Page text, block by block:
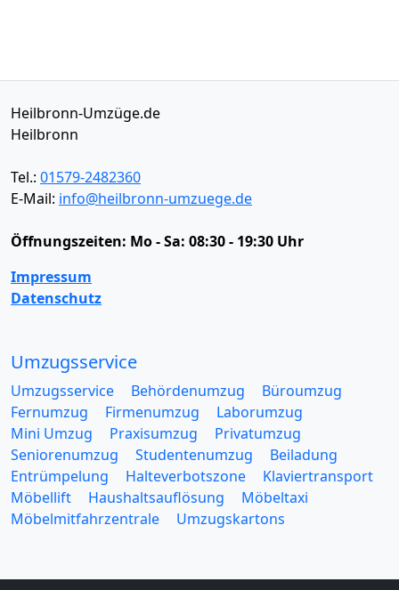
Heilbronn-Umzüge.de
Heilbronn
Tel.: 01579-2482360
E-Mail: info@heilbronn-umzuege.de
Öffnungszeiten: Mo - Sa: 08:30 - 19:30 Uhr
Impressum
Datenschutz
Umzugsservice
Umzugsservice Behördenumzug
Büroumzug
Fernumzug
Firmenumzug
Laborumzug
Mini Umzug
Praxisumzug
Privatumzug
Seniorenumzug
Studentenumzug
Beiladung
Entrümpelung
Halteverbotszone
Klaviertransport
Möbellift
Haushaltsauflösung
Möbeltaxi
Möbelmitfahrzentrale
Umzugskartons